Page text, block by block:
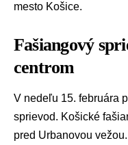
mesto Košice.
Fašiangový
centrom
V nedeľu 15. februára
sprievod. Košické
pred Urbanovou